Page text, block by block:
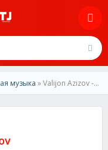
музыка » Valijon Azizov -TUYONA